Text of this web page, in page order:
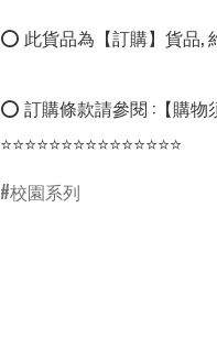
⭕ 此貨品為【訂購】貨品,
⭕ 訂購條款請參閱 :【購物
⭐⭐⭐⭐⭐⭐⭐⭐⭐⭐⭐⭐⭐⭐⭐
校園系列